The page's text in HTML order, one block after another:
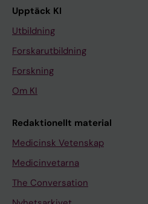
Upptäck KI
Utbildning
Forskarutbildning
Forskning
Om KI
Redaktionellt material
Medicinsk Vetenskap
Medicinvetarna
The Conversation